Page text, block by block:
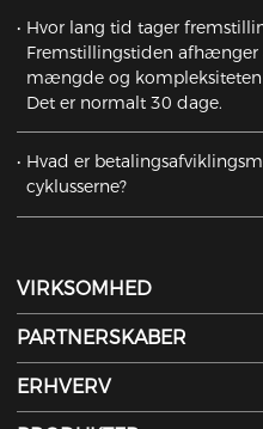
Hvor lang tid tager
Fremstillingstiden afhænger
mængde og
Det er normalt 30 dage.
Hvad er
cyklusserne?
VIRKSOMHED
PARTNERSKABER
ERHVERV